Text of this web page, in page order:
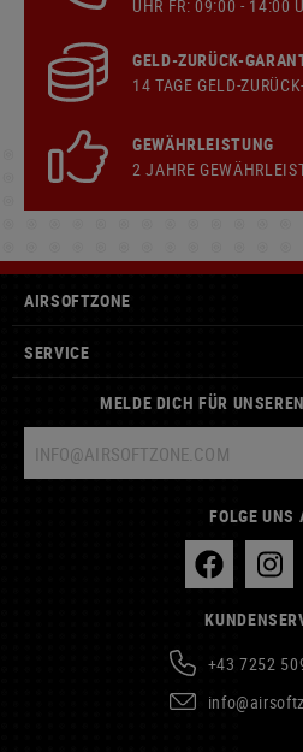
UHR FR: 09:00 - 14:00
GELD-ZURÜCK-
14 TAGE GELD-
GEWÄHRLEISTUNG
2 JAHRE
AIRSOFTZONE
SERVICE
MELDE DICH FÜR
FOLGE UNS
+43 7252